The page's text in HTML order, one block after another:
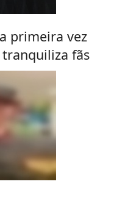
primeira vez
fãs